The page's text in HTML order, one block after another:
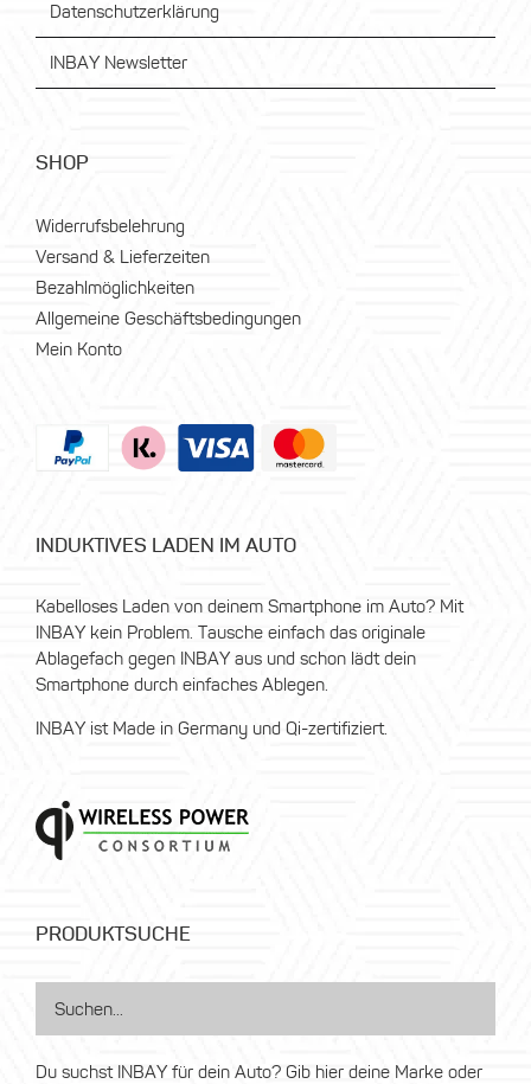
Datenschutzerklärung
INBAY Newsletter
SHOP
Widerrufsbelehrung
Versand & Lieferzeiten
Bezahlmöglichkeiten
Allgemeine Geschäftsbedingungen
Mein Konto
INDUKTIVES LADEN IM AUTO
Kabelloses Laden von deinem Smartphone im Auto? Mit
INBAY kein Problem. Tausche einfach das originale
Ablagefach gegen INBAY aus und schon lädt dein
Smartphone durch einfaches Ablegen.
INBAY ist Made in Germany und Qi-zertifiziert.
PRODUKTSUCHE
Du suchst INBAY für dein Auto? Gib hier deine Marke oder